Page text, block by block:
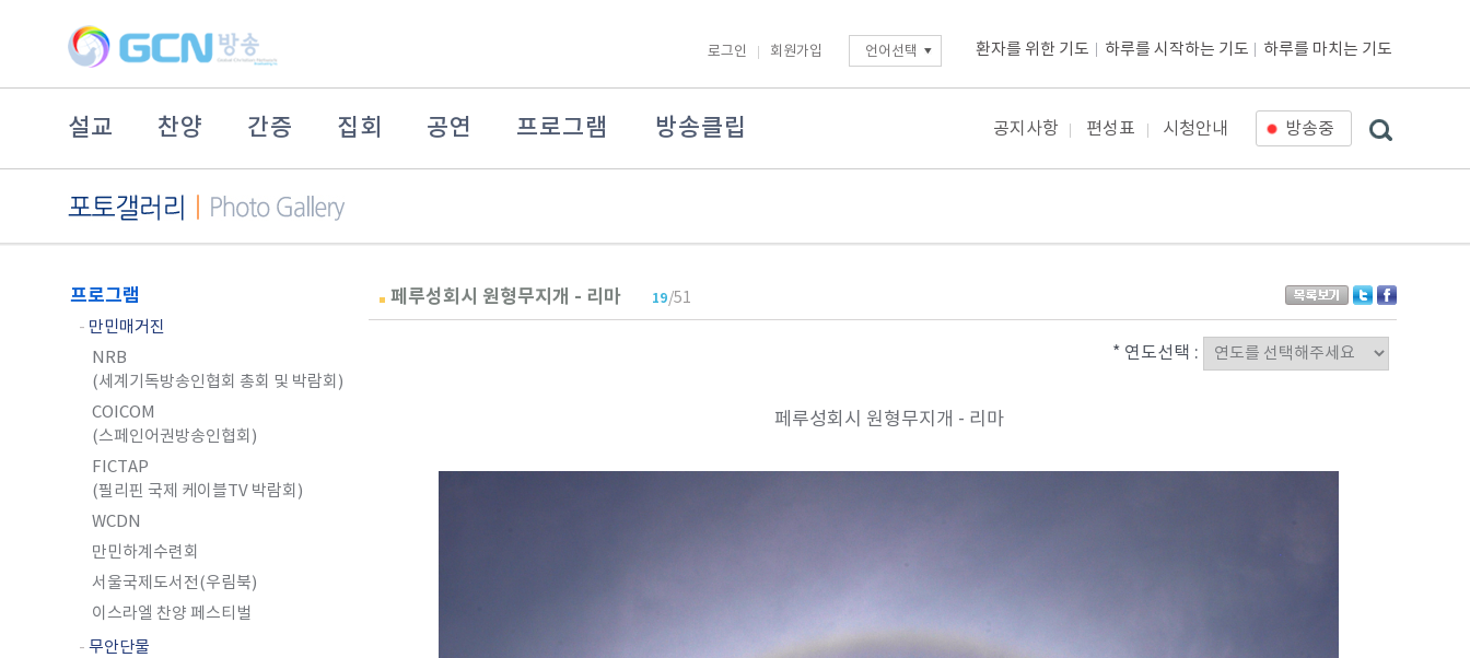
로그인 회원가입 언어선택 환자를 위한 기도 하루를 시작하는 기도 하루를 마치는 기도
설교 찬양 간증 집회 공연 프로그램 방송클립 공지사항 편성표 시청안내 방송중
프로그램
- 만민매거진
NRB
(세계기독방송인협회 총회 및 박람회)
COICOM
(스페인어권방송인협회)
FICTAP
(필리핀 국제 케이블TV 박람회)
WCDN
만민하계수련회
서울국제도서전(우림북)
이스라엘 찬양 페스티벌
- 무안단물
페루성회시 원형무지개 - 리마 19/51
* 연도선택 :
페루성회시 원형무지개 - 리마